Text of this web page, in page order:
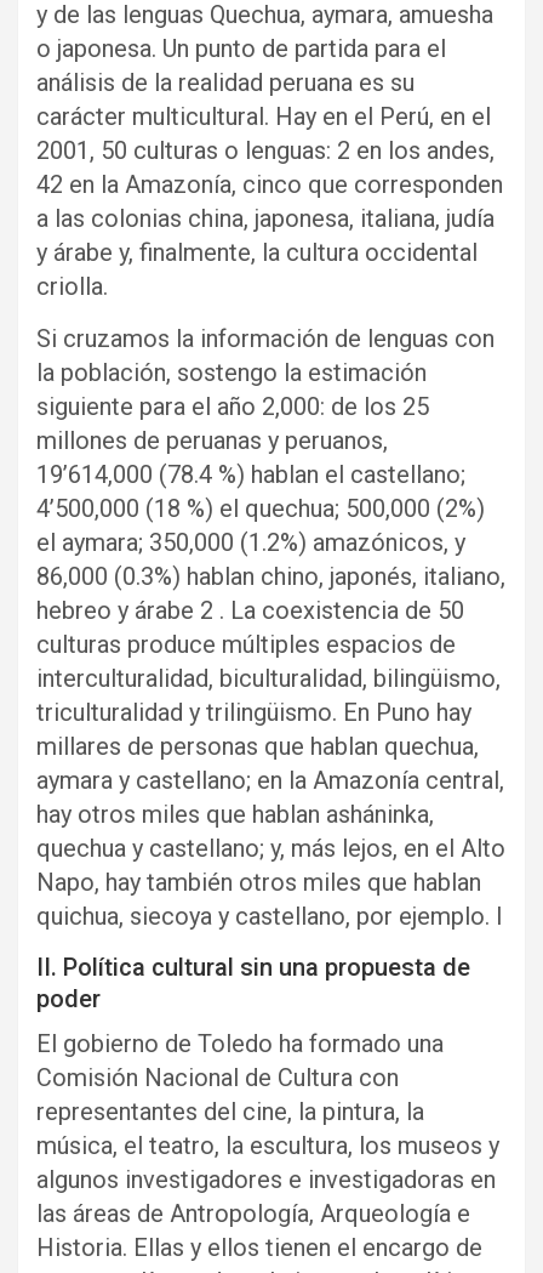
y de las lenguas Quechua, aymara, amuesha
o japonesa. Un punto de partida para el
análisis de la realidad peruana es su
carácter multicultural. Hay en el Perú, en el
2001, 50 culturas o lenguas: 2 en los andes,
42 en la Amazonía, cinco que corresponden
a las colonias china, japonesa, italiana, judía
y árabe y, finalmente, la cultura occidental
criolla.
Si cruzamos la información de lenguas con
la población, sostengo la estimación
siguiente para el año 2,000: de los 25
millones de peruanas y peruanos,
19’614,000 (78.4 %) hablan el castellano;
4’500,000 (18 %) el quechua; 500,000 (2%)
el aymara; 350,000 (1.2%) amazónicos, y
86,000 (0.3%) hablan chino, japonés, italiano,
hebreo y árabe 2 . La coexistencia de 50
culturas produce múltiples espacios de
interculturalidad, biculturalidad, bilingüismo,
triculturalidad y trilingüismo. En Puno hay
millares de personas que hablan quechua,
aymara y castellano; en la Amazonía central,
hay otros miles que hablan asháninka,
quechua y castellano; y, más lejos, en el Alto
Napo, hay también otros miles que hablan
quichua, siecoya y castellano, por ejemplo. I
II. Política cultural sin una propuesta de
poder
El gobierno de Toledo ha formado una
Comisión Nacional de Cultura con
representantes del cine, la pintura, la
música, el teatro, la escultura, los museos y
algunos investigadores e investigadoras en
las áreas de Antropología, Arqueología e
Historia. Ellas y ellos tienen el encargo de